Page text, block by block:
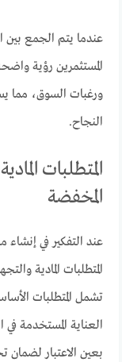
عندما يتم الجمع بين
المستثمرين رؤية
ورغبات السوق، مما
النجاح.
المتطلبات
المخفضة
عند التفكير في
المتطلبات المادية
تشمل المتطلبات
العناية المستخدمة
بعين الاعتبار لضمان